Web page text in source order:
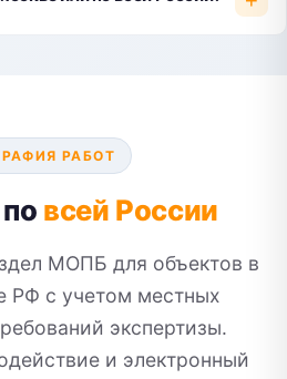
на всех этапах проверки
РАБОТ
всей России
МОПБ для объектов в
РФ с учетом местных
экспертизы.
и электронный